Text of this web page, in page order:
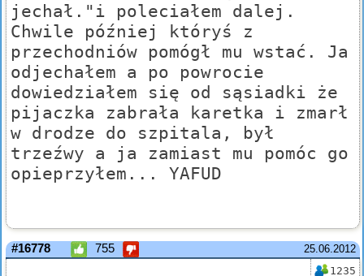
jechał."i poleciałem dalej.
Chwile później któryś z
przechodniów pomógł mu wstać. Ja
odjechałem a po powrocie
dowiedziałem się od sąsiadki że
pijaczka zabrała karetka i zmarł
w drodze do szpitala, był
trzeźwy a ja zamiast mu pomóc go
opieprzyłem... YAFUD
25.06.2012
#16778 755
1235